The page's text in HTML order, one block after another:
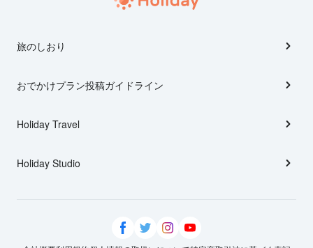
旅のしおり
おでかけプラン投稿ガイドライン
Holiday Travel
Holiday Studio